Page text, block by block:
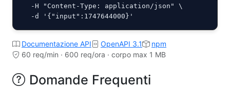
  -H "Content-Type: application/json" \
  -d '{"input":1747644000}'
Documentazione API OpenAPI 3.1
npm
60 req/min · 600 req/ora · corpo max 1 MB
Domande Frequenti